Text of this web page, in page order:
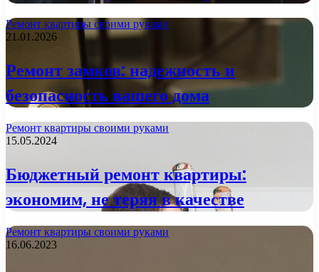
Ремонт квартиры своими руками
21.01.2026
Ремонт замков: надежность и
безопасность вашего дома
Ремонт квартиры своими руками
15.05.2024
Бюджетный ремонт квартиры:
экономим, не теряя в качестве
Ремонт квартиры своими руками
16.06.2023